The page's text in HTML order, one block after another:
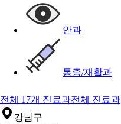
안과
통증/재활과
전체 17개 진료과전체 진료과
강남구